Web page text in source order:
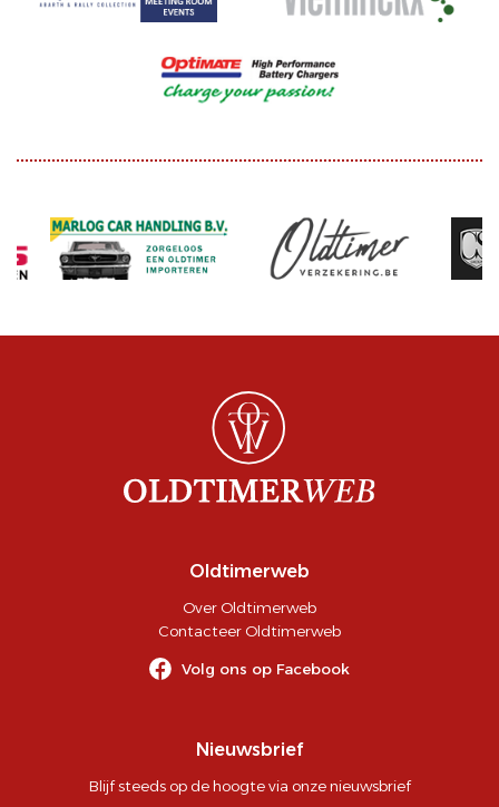
Oldtimerweb
Over Oldtimerweb
Contacteer Oldtimerweb
Volg ons op Facebook
Nieuwsbrief
Blijf steeds op de hoogte via onze nieuwsbrief